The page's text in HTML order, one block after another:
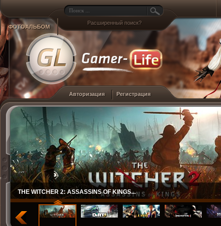
ФОТОАЛЬБОМ
Расширенный поиск?
Авторизация Регистрация
THE WITCHER 2: ASSASSINS OF KINGS...
DIRT 3...